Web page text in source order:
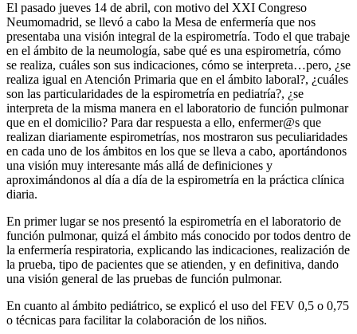
El pasado jueves 14 de abril, con motivo del XXI Congreso
Neumomadrid, se llevó a cabo la Mesa de enfermería que nos
presentaba una visión integral de la espirometría. Todo el que trabaje
en el ámbito de la neumología, sabe qué es una espirometría, cómo
se realiza, cuáles son sus indicaciones, cómo se interpreta…pero, ¿se
realiza igual en Atención Primaria que en el ámbito laboral?, ¿cuáles
son las particularidades de la espirometría en pediatría?, ¿se
interpreta de la misma manera en el laboratorio de función pulmonar
que en el domicilio? Para dar respuesta a ello, enfermer@s que
realizan diariamente espirometrías, nos mostraron sus peculiaridades
en cada uno de los ámbitos en los que se lleva a cabo, aportándonos
una visión muy interesante más allá de definiciones y
aproximándonos al día a día de la espirometría en la práctica clínica
diaria.
En primer lugar se nos presentó la espirometría en el laboratorio de
función pulmonar, quizá el ámbito más conocido por todos dentro de
la enfermería respiratoria, explicando las indicaciones, realización de
la prueba, tipo de pacientes que se atienden, y en definitiva, dando
una visión general de las pruebas de función pulmonar.
En cuanto al ámbito pediátrico, se explicó el uso del FEV 0,5 o 0,75
o técnicas para facilitar la colaboración de los niños.